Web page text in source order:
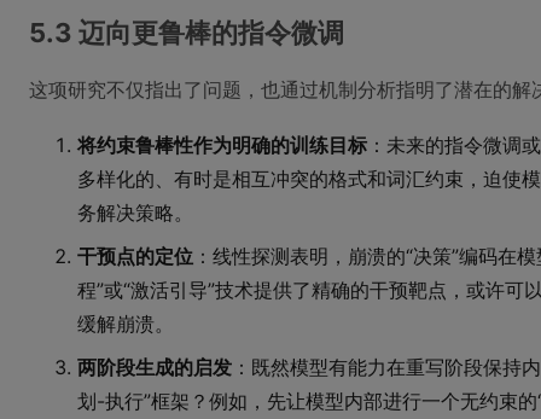
5.3 迈向更鲁棒的指令微调
这项研究不仅指出了问题，也通过机制分析指明了潜在的解
将约束鲁棒性作为明确的训练目标 ：未来的指令微调
多样化的、有时是相互冲突的格式和词汇约束，迫使
务解决策略。
干预点的定位 ：线性探测表明，崩溃的“决策”编码在
程”或“激活引导”技术提供了精确的干预靶点，或许
缓解崩溃。
两阶段生成的启发 ：既然模型有能力在重写阶段保持
划-执行”框架？例如，先让模型内部进行一个无约束